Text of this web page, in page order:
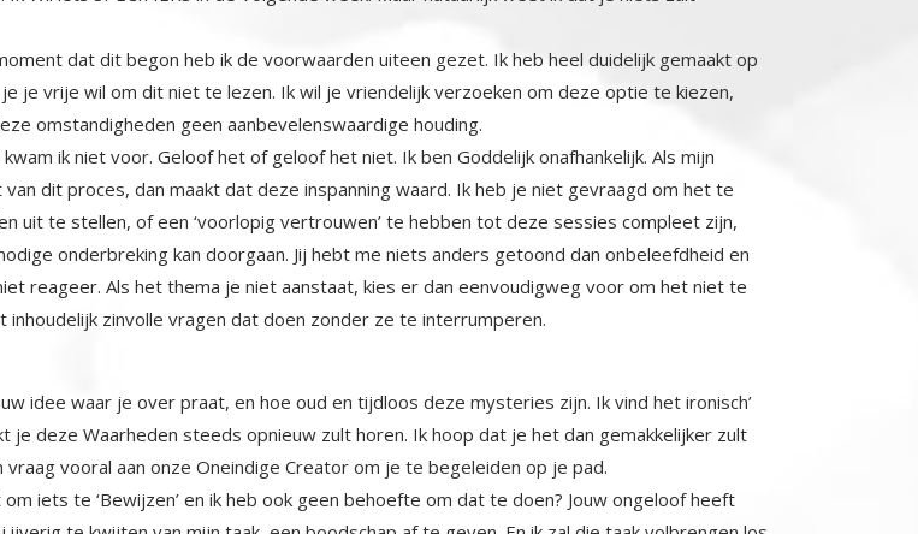
dat dit begon heb ik de voorwaarden uiteen gezet. Ik heb heel duidelijk gemaakt op
je vrije wil om dit niet te lezen. Ik wil je vriendelijk verzoeken om deze optie te kiezen,
omstandigheden geen aanbevelenswaardige houding.
ik niet voor. Geloof het of geloof het niet. Ik ben Goddelijk onafhankelijk. Als mijn
dit proces, dan maakt dat deze inspanning waard. Ik heb je niet gevraagd om het te
te stellen, of een ‘voorlopig vertrouwen’ te hebben tot deze sessies compleet zijn,
onderbreking kan doorgaan. Jij hebt me niets anders getoond dan onbeleefdheid en
reageer. Als het thema je niet aanstaat, kies er dan eenvoudigweg voor om het niet te
zinvolle vragen dat doen zonder ze te interrumperen.
idee waar je over praat, en hoe oud en tijdloos deze mysteries zijn. Ik vind het ironisch’
je deze Waarheden steeds opnieuw zult horen. Ik hoop dat je het dan gemakkelijker zult
vooral aan onze Oneindige Creator om je te begeleiden op je pad.
iets te ‘Bewijzen’ en ik heb ook geen behoefte om dat te doen? Jouw ongeloof heeft
te kwijten van mijn taak, een boodschap af te geven. En ik zal die taak volbrengen los